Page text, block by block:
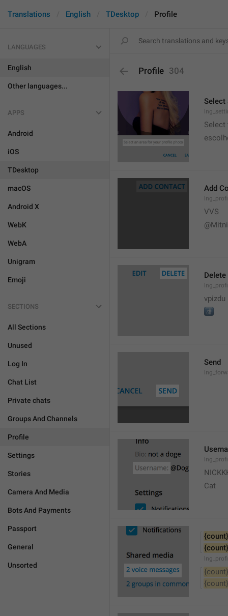
Translations English TDesktop Profile
LANGUAGES
English
Other languages...
APPS
Android
iOS
TDesktop
macOS
Android X
WebK
WebA
Unigram
Emoji
SECTIONS
All Sections
Unused
Log In
Chat List
Private chats
Groups And Channels
Profile
Settings
Stories
Camera And Media
Bots And Payments
Passport
General
Unsorted
Profile 304
Select
Select
Add
VVS
Delete
vpizdu
🚮
Send
Cat
{count}
{count}
{count}
{count}